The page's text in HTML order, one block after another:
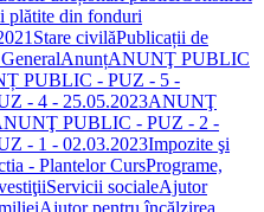
plătite din fonduri
Stare civilăPublicații de
AnunțANUNŢ PUBLIC
PUBLIC - PUZ - 5 -
- 4 - 25.05.2023ANUNŢ
PUBLIC - PUZ - 2 -
- 1 - 02.03.2023Impozite şi
- Plantelor CursPrograme,
Servicii socialeAjutor
Ajutor pentru încălzirea